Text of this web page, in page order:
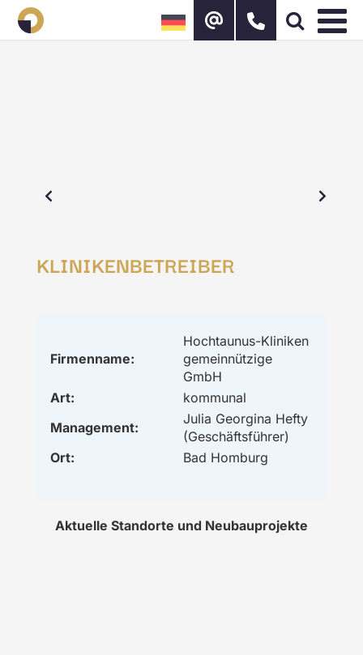
Zum
Inhalt
springen
KLINIKENBETREIBER
Firmenname:
Hochtaunus-Kliniken
gemeinnützige
GmbH
Art:
kommunal
Management:
Julia Georgina Hefty
(Geschäftsführer)
Ort:
Bad Homburg
Aktuelle Standorte und Neubauprojekte